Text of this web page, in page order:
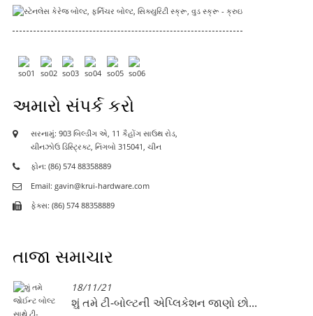
અમારો સંપર્ક કરો
સરનામું: 903 બિલ્ડીંગ એ, 11 કૈહોંગ સાઉથ રોડ,
યીનઝોઉ ડિસ્ટ્રિક્ટ, નિંગબો 315041, ચીન
ફોન: (86) 574 88358889
Email: gavin@krui-hardware.com
ફેક્સ: (86) 574 88358889
તાજા સમાચાર
18/11/21
શું તમે ટી-બોલ્ટની એપ્લિકેશન જાણો છો...